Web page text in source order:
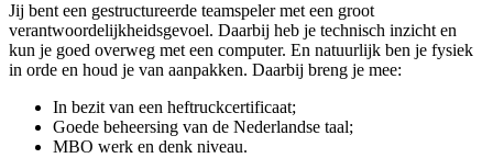
Jij bent een gestructureerde teamspeler met een groot
verantwoordelijkheidsgevoel. Daarbij heb je technisch inzicht en
kun je goed overweg met een computer. En natuurlijk ben je fysiek
in orde en houd je van aanpakken. Daarbij breng je mee:
In bezit van een heftruckcertificaat;
Goede beheersing van de Nederlandse taal;
MBO werk en denk niveau.